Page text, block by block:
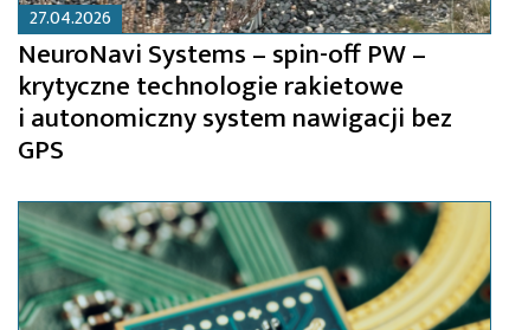
27.04.2026
NeuroNavi Systems – spin-off PW –
krytyczne technologie rakietowe
i autonomiczny system nawigacji bez
GPS